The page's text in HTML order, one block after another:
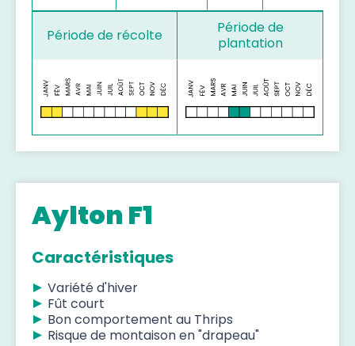
Période de récolte
Période de
plantation
Aylton F1
Caractéristiques
Variété d'hiver
Fût court
Bon comportement au Thrips
Risque de montaison en "drapeau"